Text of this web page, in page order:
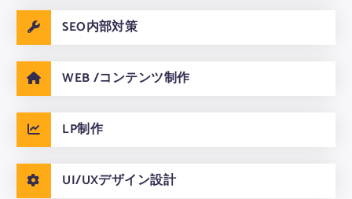
SEO内部対策
WEB /コンテンツ制作
LP制作
UI/UXデザイン設計